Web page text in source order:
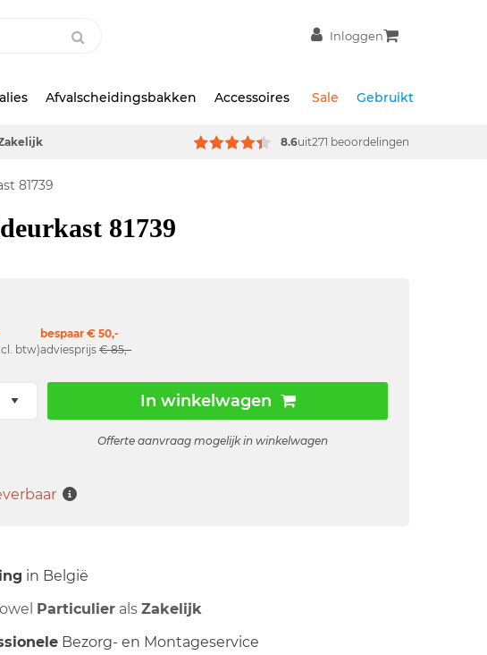
Inloggen
Afvalscheidingsbakken Accessoires Sale Gebruikt
8.6uit271 beoordelingen
81739
81739
btw)
bespaar € 50,-
adviesprijs€ 85,-
In winkelwagen
Offerte aanvraag mogelijk in winkelwagen
in België
Particulier alsZakelijk
Bezorg- en Montageservice